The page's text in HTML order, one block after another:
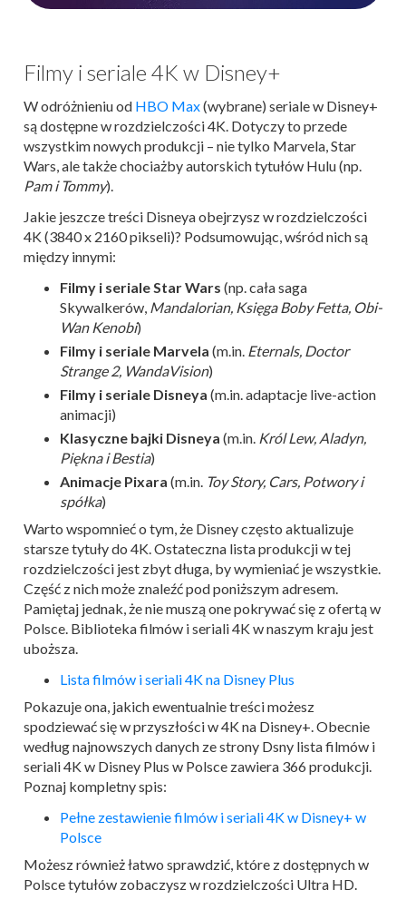
Filmy i seriale 4K w Disney+
W odróżnieniu od HBO Max(wybrane) seriale w Disney+
są dostępne w rozdzielczości 4K. Dotyczy to przede
wszystkim nowych produkcji – nie tylko Marvela, Star
Wars, ale także chociażby autorskich tytułów Hulu (np.
Pam i Tommy).
Jakie jeszcze treści Disneya obejrzysz w rozdzielczości
4K (3840 x 2160 pikseli)? Podsumowując, wśród nich są
między innymi:
Filmy i seriale Star Wars (np. cała saga
Skywalkerów, Mandalorian, Księga Boby Fetta, Obi-
Wan Kenobi)
Filmy i seriale Marvela (m.in. Eternals, Doctor
Strange 2, WandaVision)
Filmy i seriale Disneya (m.in. adaptacje live-action
animacji)
Klasyczne bajki Disneya (m.in. Król Lew, Aladyn,
Piękna i Bestia)
Animacje Pixara (m.in. Toy Story, Cars, Potwory i
spółka)
Warto wspomnieć o tym, że Disney często aktualizuje
starsze tytuły do 4K. Ostateczna lista produkcji w tej
rozdzielczości jest zbyt długa, by wymieniać je wszystkie.
Część z nich może znaleźć pod poniższym adresem.
Pamiętaj jednak, że nie muszą one pokrywać się z ofertą w
Polsce. Biblioteka filmów i seriali 4K w naszym kraju jest
uboższa.
Lista filmów i seriali 4K na Disney Plus
Pokazuje ona, jakich ewentualnie treści możesz
spodziewać się w przyszłości w 4K na Disney+. Obecnie
według najnowszych danych ze strony Dsny lista filmów i
seriali 4K w Disney Plus w Polsce zawiera 366 produkcji.
Poznaj kompletny spis:
Pełne zestawienie filmów i seriali 4K w Disney+ w
Polsce
Możesz również łatwo sprawdzić, które z dostępnych w
Polsce tytułów zobaczysz w rozdzielczości Ultra HD.